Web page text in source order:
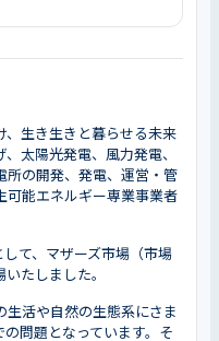
、生き生きと暮らせる未来
太陽光発電、風力発電、
所の開発、発電、運営・管
可能エネルギー専業事業者
て、マザーズ市場（市場
たしました。
生活や自然の生態系にさま
問題となっています。そ